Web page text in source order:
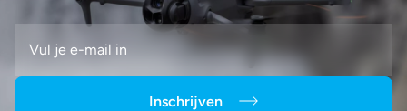
Inschrijven